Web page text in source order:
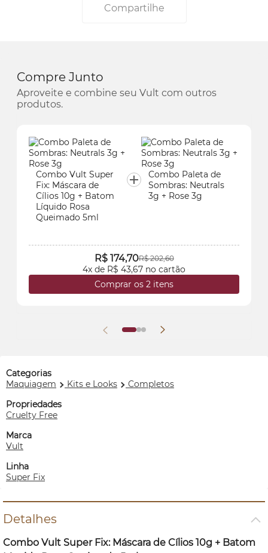
Compartilhe
Compre Junto
Aproveite e combine seu Vult com outros
produtos.
Combo Vult Super
Fix: Máscara de
Cílios 10g + Batom
Líquido Rosa
Queimado 5ml
Combo Paleta de
Sombras: Neutrals
3g + Rose 3g
R$ 202,60
R$ 174,70
4x de R$ 43,67 no cartão
Comprar os 2 itens
Categorias
Maquiagem
Kits e Looks
Completos
Propriedades
Cruelty Free
Marca
Vult
Linha
Super Fix
Detalhes
Combo Vult Super Fix: Máscara de Cílios 10g + Batom